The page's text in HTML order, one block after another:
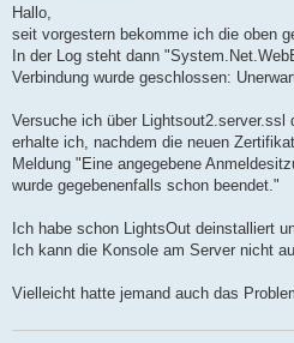
i
r
a
Hallo,
seit vorgestern bekomme ich die oben
In der Log steht dann
Verbindung wurde geschlossen:
Versuche ich über Lightsout2.server.ssl
erhalte ich, nachdem die neuen
Meldung "Eine angegebene
wurde gegebenenfalls schon beendet."
Ich habe schon LightsOut deinstalliert
Ich kann die Konsole am Server nicht
Vielleicht hatte jemand auch das